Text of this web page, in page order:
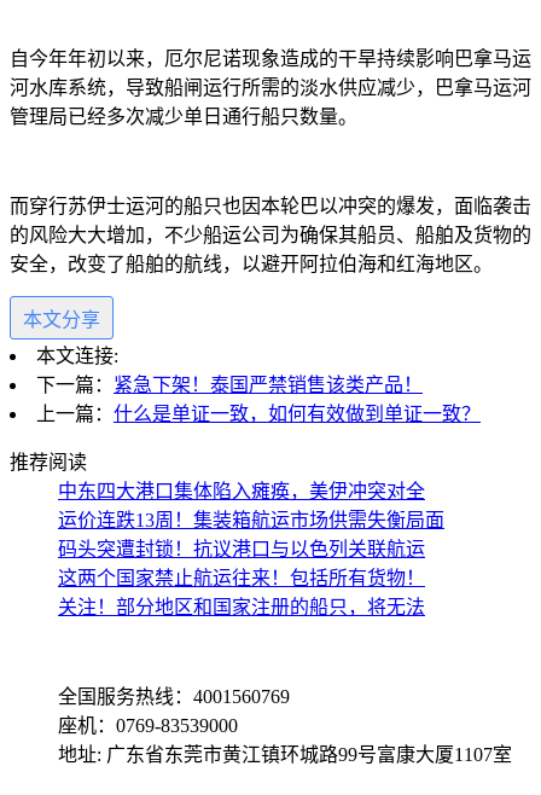
自今年年初以来，厄尔尼诺现象造成的干旱持续影响巴拿马运
河水库系统，导致船闸运行所需的淡水供应减少，巴拿马运河
管理局已经多次减少单日通行船只数量。
而穿行苏伊士运河的船只也因本轮巴以冲突的爆发，面临袭击
的风险大大增加，不少船运公司为确保其船员、船舶及货物的
安全，改变了船舶的航线，以避开阿拉伯海和红海地区。
本文分享
本文连接:
下一篇： 紧急下架！泰国严禁销售该类产品！
上一篇： 什么是单证一致，如何有效做到单证一致？
推荐阅读
中东四大港口集体陷入瘫痪，美伊冲突对全
运价连跌13周！集装箱航运市场供需失衡局面
码头突遭封锁！抗议港口与以色列关联航运
这两个国家禁止航运往来！包括所有货物！
关注！部分地区和国家注册的船只，将无法
全国服务热线：4001560769
座机：0769-83539000
地址: 广东省东莞市黄江镇环城路99号富康大厦1107室